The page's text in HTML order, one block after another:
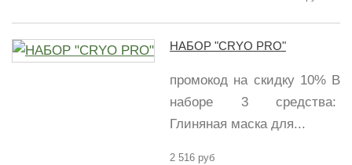
НАБОР "CRYO PRO"
промокод на скидку 10% В
наборе 3 средства:
Глиняная маска для...
2 516 руб